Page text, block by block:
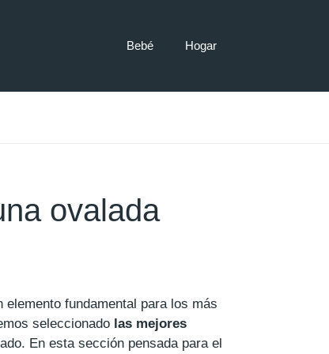
Bebé Hogar
ovalada
fundamental para los más
seleccionado las mejores
En esta sección pensada para el